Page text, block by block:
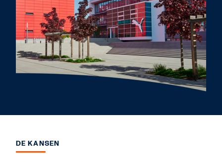
DE KANSEN